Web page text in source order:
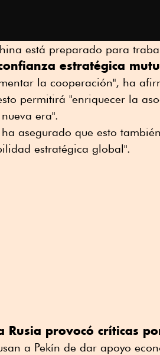
está preparado para
estratégica
la cooperación", ha
permitirá "enriquecer la
era".
ha asegurado que esto
estratégica global".
Rusia provocó críticas
a Pekín de dar apoyo